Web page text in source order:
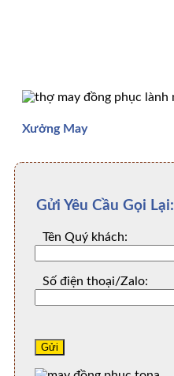
Xưởng May
Gửi Yêu Cầu Gọi Lại:
Tên Quý khách:
Số điện thoại/Zalo: